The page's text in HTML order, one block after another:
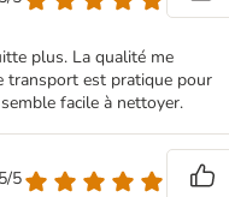
plus. La qualité me
transport est pratique pour
facile à nettoyer.
5